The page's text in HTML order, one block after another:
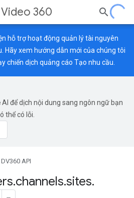
360
hỗ trợ hoạt động quản lý tài nguyên
Hãy xem hướng dẫn mới của chúng tôi
chiến dịch quảng cáo Tạo nhu cầu.
để dịch nội dung sang ngôn ngữ bạn
thể có lỗi.
DV360 API
.channels.sites.